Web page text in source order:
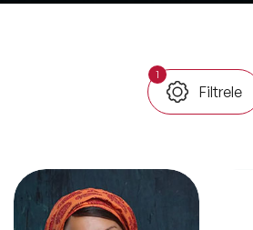
🔥 Global Konuşmacılar
1
Filtrele